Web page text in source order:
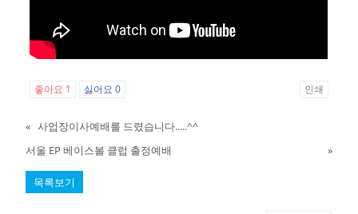
좋아요 1 싫어요0 인쇄
« 사업장이사예배를 드렸습니다.....^^
서울 EP 베이스볼 클럽 출정예배
»
목록보기